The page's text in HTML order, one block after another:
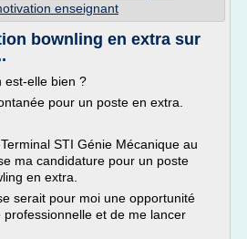
enseignant
bownling en extra sur
est-elle bien ?
pour un poste en extra.
STI Génie Mécanique au
ma candidature pour un poste
en extra.
serait pour moi une opportunité
et de me lancer